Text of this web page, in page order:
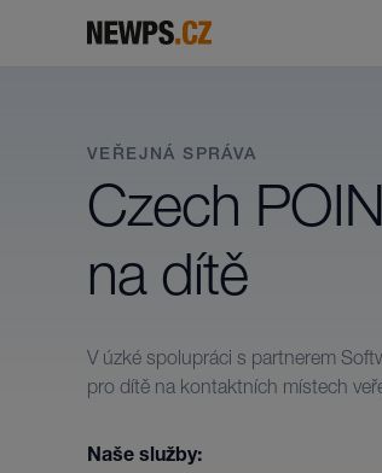
Ochrana a řízení
Víme, jak na ochranu osobních
Bezpečnost je naše druhé jméno.
VEŘEJNÁ SPRÁVA
Czech
na dítě
V úzké spolupráci s partnerem
pro dítě na kontaktních místech
Naše služby: